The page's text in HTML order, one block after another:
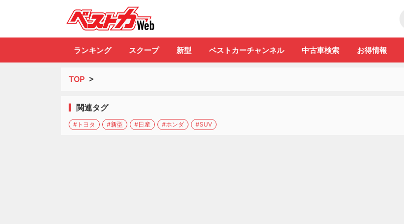
ランキング スクープ 新型 ベストカーチャンネル 中古車検索 お得情報
TOP >
関連タグ
#トヨタ #新型 #日産 #ホンダ #SUV